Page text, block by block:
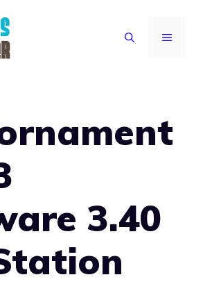
MENU
3.40